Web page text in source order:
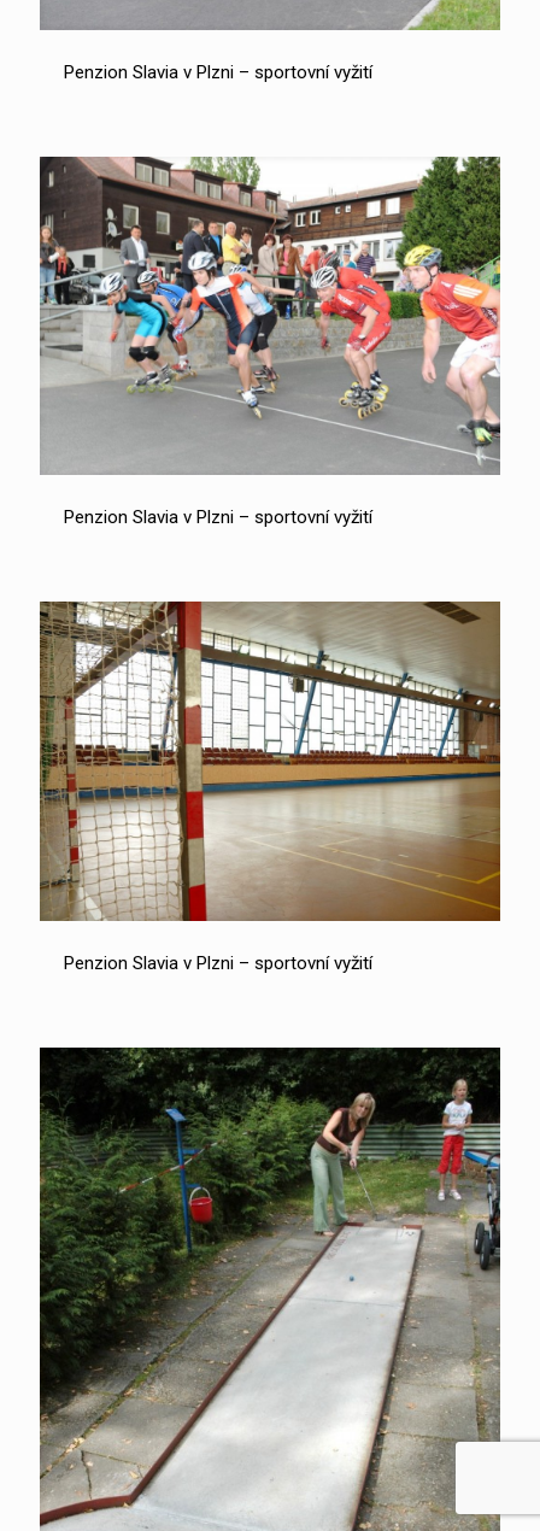
Penzion Slavia v Plzni – sportovní vyžití
Penzion Slavia v Plzni – sportovní vyžití
Penzion Slavia v Plzni – sportovní vyžití